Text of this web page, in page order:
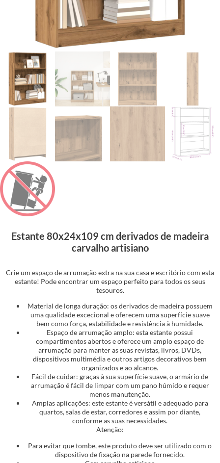
Estante 80x24x109 cm derivados de madeira
carvalho artisiano
Crie um espaço de arrumação extra na sua casa e escritório com esta
estante! Pode encontrar um espaço perfeito para todos os seus
tesouros.
Material de longa duração: os derivados de madeira possuem
uma qualidade excecional e oferecem uma superfície suave
bem como força, estabilidade e resistência à humidade.
Espaço de arrumação amplo: esta estante possui
compartimentos abertos e oferece um amplo espaço de
arrumação para manter as suas revistas, livros, DVDs,
dispositivos multimédia e outros artigos decorativos bem
organizados e ao alcance.
Fácil de cuidar: graças à sua superfície suave, o armário de
arrumação é fácil de limpar com um pano húmido e requer
menos manutenção.
Amplas aplicações: este estante é versátil e adequado para
quartos, salas de estar, corredores e assim por diante,
conforme as suas necessidades.
Atenção:
Para evitar que tombe, este produto deve ser utilizado com o
dispositivo de fixação na parede fornecido.